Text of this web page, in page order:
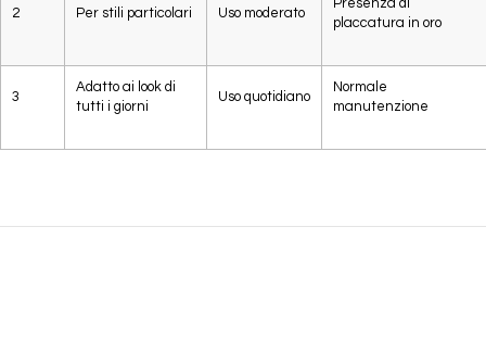
2 Per stili particolari Uso moderato
placcatura in oro
3
Adatto ai look di
tutti i giorni
Uso quotidiano
Normale
manutenzione